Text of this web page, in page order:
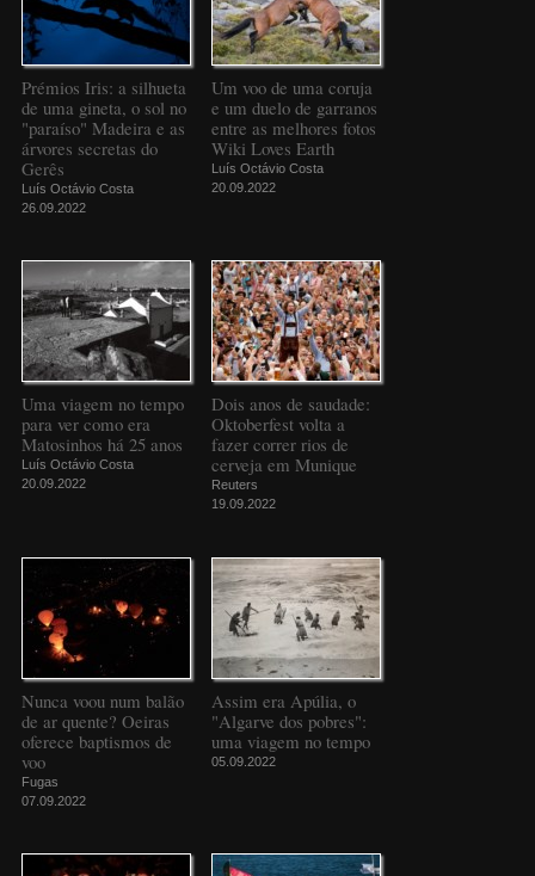
Prémios Iris: a silhueta
de uma gineta, o sol no
"paraíso" Madeira e as
árvores secretas do
Gerês
Luís Octávio Costa
26.09.2022
Um voo de uma coruja
e um duelo de garranos
entre as melhores fotos
Wiki Loves Earth
Luís Octávio Costa
20.09.2022
Uma viagem no tempo
para ver como era
Matosinhos há 25 anos
Luís Octávio Costa
20.09.2022
Dois anos de saudade:
Oktoberfest volta a
fazer correr rios de
cerveja em Munique
Reuters
19.09.2022
Nunca voou num balão
de ar quente? Oeiras
oferece baptismos de
voo
Fugas
07.09.2022
Assim era Apúlia, o
"Algarve dos pobres":
uma viagem no tempo
05.09.2022